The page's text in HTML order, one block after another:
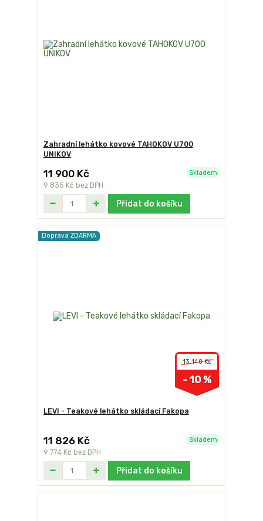
Zahradní lehátko kovové TAHOKOV U700
UNIKOV
11 900 Kč
9 835 Kč bez DPH
Skladem
Přidat do košíku
Doprava ZDARMA
13 140 Kč
- 10 %
LEVI - Teakové lehátko skládací Fakopa
11 826 Kč
9 774 Kč bez DPH
Skladem
Přidat do košíku